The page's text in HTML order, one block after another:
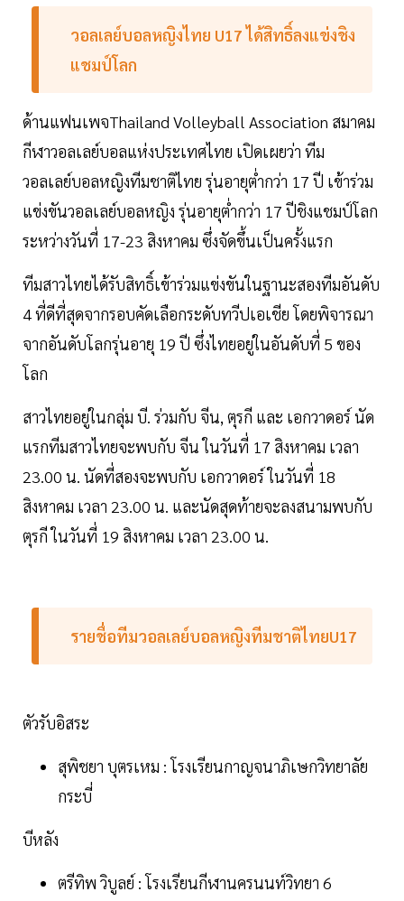
วอลเลย์บอลหญิงไทย U17 ได้สิทธิ์ลงแข่งชิง
แชมป์โลก
ด้านแฟนเพจThailand Volleyball Association สมาคม
กีฬาวอลเลย์บอลแห่งประเทศไทย เปิดเผยว่า ทีม
วอลเลย์บอลหญิงทีมชาติไทย รุ่นอายุต่ำกว่า 17 ปี เข้าร่วม
แข่งขันวอลเลย์บอลหญิง รุ่นอายุต่ำกว่า 17 ปีชิงแชมป์โลก
ระหว่างวันที่ 17-23 สิงหาคม ซึ่งจัดขึ้นเป็นครั้งแรก
ทีมสาวไทยได้รับสิทธิ์เข้าร่วมแข่งขันในฐานะสองทีมอันดับ
4 ที่ดีที่สุดจากรอบคัดเลือกระดับทวีปเอเชีย โดยพิจารณา
จากอันดับโลกรุ่นอายุ 19 ปี ซึ่งไทยอยู่ในอันดับที่ 5 ของ
โลก
สาวไทยอยู่ในกลุ่ม บี. ร่วมกับ จีน, ตุรกี และ เอกวาดอร์ นัด
แรกทีมสาวไทยจะพบกับ จีน ในวันที่ 17 สิงหาคม เวลา
23.00 น. นัดที่สองจะพบกับ เอกวาดอร์ ในวันที่ 18
สิงหาคม เวลา 23.00 น. และนัดสุดท้ายจะลงสนามพบกับ
ตุรกี ในวันที่ 19 สิงหาคม เวลา 23.00 น.
รายชื่อทีมวอลเลย์บอลหญิงทีมชาติไทยU17
ตัวรับอิสระ
สุพิชยา บุตรเหม : โรงเรียนกาญจนาภิเษกวิทยาลัย
กระบี่
บีหลัง
ตรีทิพ วิบูลย์ : โรงเรียนกีฬานครนนท์วิทยา 6